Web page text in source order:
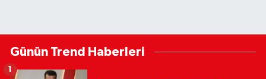
Günün Trend Haberleri
1